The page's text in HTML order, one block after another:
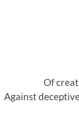
Of
Against